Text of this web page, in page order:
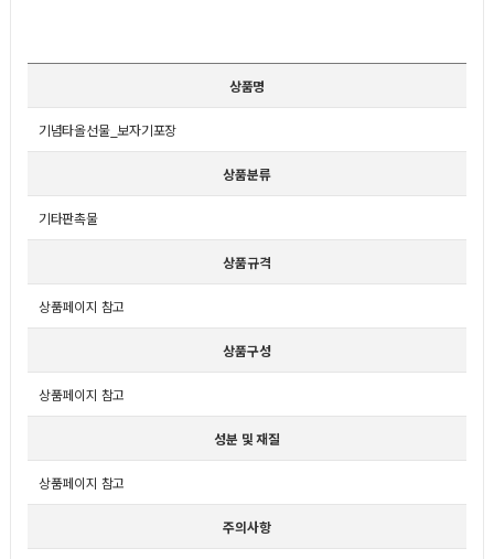
상품명
기념타올선물_보자기포장
상품분류
기타판촉물
상품규격
상품페이지 참고
상품구성
상품페이지 참고
성분 및 재질
상품페이지 참고
주의사항